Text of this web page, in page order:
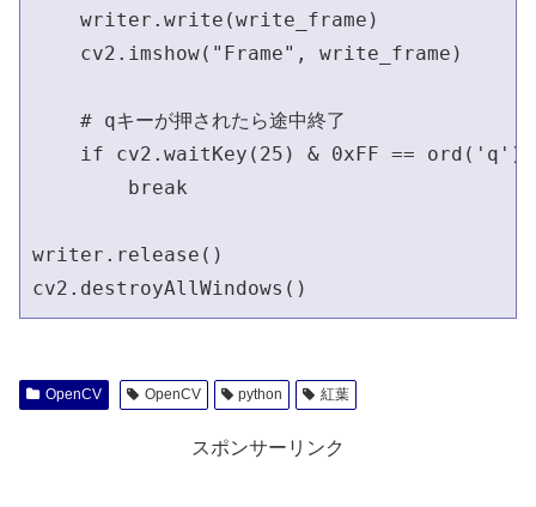
    writer.write(write_frame)
    cv2.imshow("Frame", write_frame)
    # qキーが押されたら途中終了
    if cv2.waitKey(25) & 0xFF == ord('q'):
        break
writer.release()
cv2.destroyAllWindows()
OpenCV OpenCV python 紅葉
スポンサーリンク